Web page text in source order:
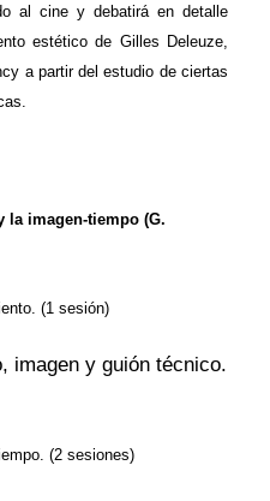
al cine y debatirá en detalle
estético de Gilles Deleuze,
a partir del estudio de ciertas
la imagen-tiempo (G.
(1 sesión)
imagen y guión técnico.
(2 sesiones)